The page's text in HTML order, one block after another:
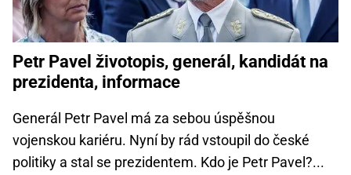
Petr Pavel životopis, generál, kandidát na
prezidenta, informace
Generál Petr Pavel má za sebou úspěšnou
vojenskou kariéru. Nyní by rád vstoupil do české
politiky a stal se prezidentem. Kdo je Petr Pavel?...